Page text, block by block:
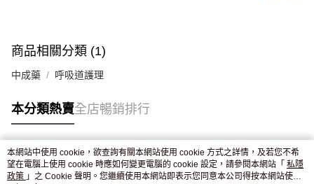
付款後門市自取，訂單確認後2-4個工作天到店，7天內取。逾期後
商品相關分類 (1)
中成藥 呼吸道護理
本分類熱賣全店暢銷排行
熱門標籤
本網站中使用 cookie，欲查詢有關本網站使用 cookie 方式之詳情，及若您不希
望在電腦上使用 cookie 時應如何變更電腦的 cookie 設定，請參閱本網站「 私隱
政策 」之 Cookie 聲明。您繼續使用本網站即表示您同意本公司得按本網站使用